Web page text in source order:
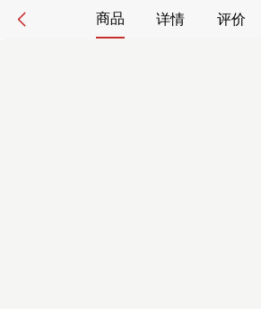
商品 详情 评价